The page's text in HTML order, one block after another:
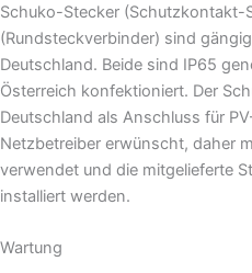
Schuko-Stecker (Schutzkontakt-
(Rundsteckverbinder) sind
Deutschland. Beide sind IP65
Österreich konfektioniert. Der
Deutschland als Anschluss für
Netzbetreiber erwünscht, daher
verwendet und die mitgelieferte
installiert werden.
Wartung